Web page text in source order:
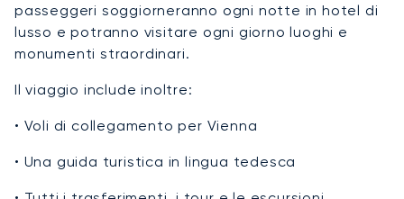
passeggeri soggiorneranno ogni notte in hotel di
lusso e potranno visitare ogni giorno luoghi e
monumenti straordinari.
Il viaggio include inoltre:
• Voli di collegamento per Vienna
• Una guida turistica in lingua tedesca